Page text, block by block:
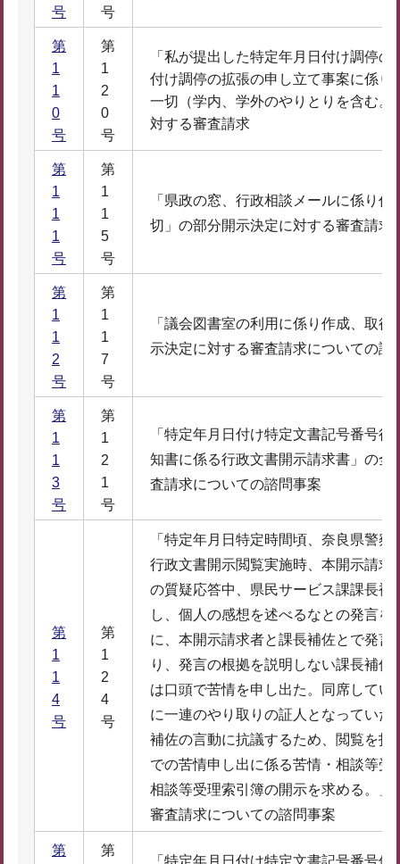
号
号
第
1
1
0
号
第
1
2
0
号
「私が提出した特定年月日付け調停
付け調停の拡張の申し立て事案に係り
一切（学内、学外のやりとりを含む。
対する審査請求
第
1
1
1
号
第
1
1
5
号
「県政の窓、行政相談メールに係り
切」の部分開示決定に対する審査請求
第
1
1
2
号
第
1
1
7
号
「議会図書室の利用に係り作成、取
示決定に対する審査請求についての諮
第
1
1
3
号
第
1
2
1
号
「特定年月日付け特定文書記号番号
知書に係る行政文書開示請求書」の全
査請求についての諮問事案
第
1
1
4
号
第
1
2
4
号
「特定年月日特定時間頃、奈良県警
行政文書開示閲覧実施時、本開示請求
の質疑応答中、県民サービス課課長補
し、個人の感想を述べるなとの発言を
に、本開示請求者と課長補佐とで発言
り、発言の根拠を説明しない課長補佐
は口頭で苦情を申し出た。同席してい
に一連のやり取りの証人となっていた
補佐の言動に抗議するため、閲覧を打
での苦情申し出に係る苦情・相談等受
相談等受理索引簿の開示を求める。」
審査請求についての諮問事案
第 第
「特定年月日付け特定文書記号番号